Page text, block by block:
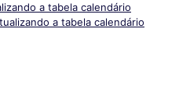
a tabela calendário
a tabela calendário